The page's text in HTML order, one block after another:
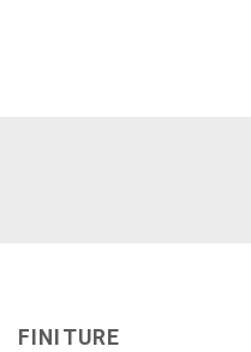
FINITURE